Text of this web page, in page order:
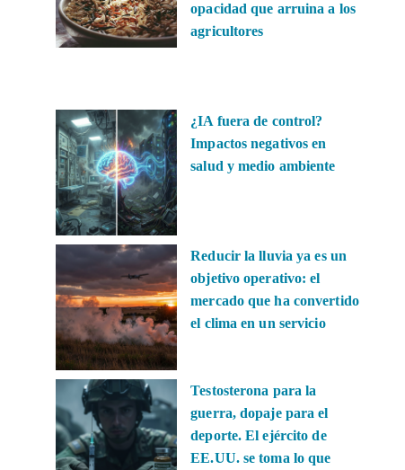
opacidad que arruina a los
agricultores
¿IA fuera de control?
Impactos negativos en
salud y medio ambiente
Reducir la lluvia ya es un
objetivo operativo: el
mercado que ha convertido
el clima en un servicio
Testosterona para la
guerra, dopaje para el
deporte. El ejército de
EE.UU. se toma lo que